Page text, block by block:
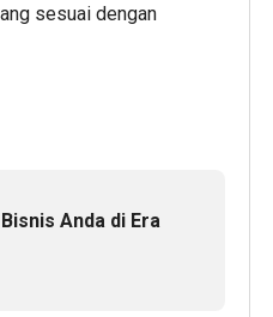
sesuai dengan
Anda di Era